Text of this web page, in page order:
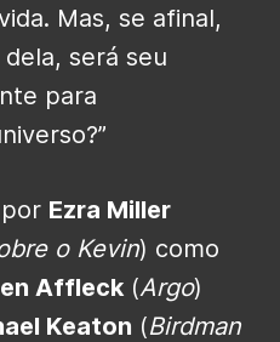
Mas, se afinal,
será seu
para
Ezra Miller
o Kevin) como
Affleck (Argo)
Keaton (Birdman